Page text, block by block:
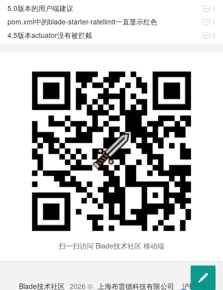
5.0版本的用户端建议 1
pom.xml中的blade-starter-ratelimit一直显示红色 1
4.5版本actuator没有被拦截 2
扫一扫访问 Blade技术社区 移动端
Blade技术社区 2026 © 上海布雷德科技有限公司 沪ICP备
